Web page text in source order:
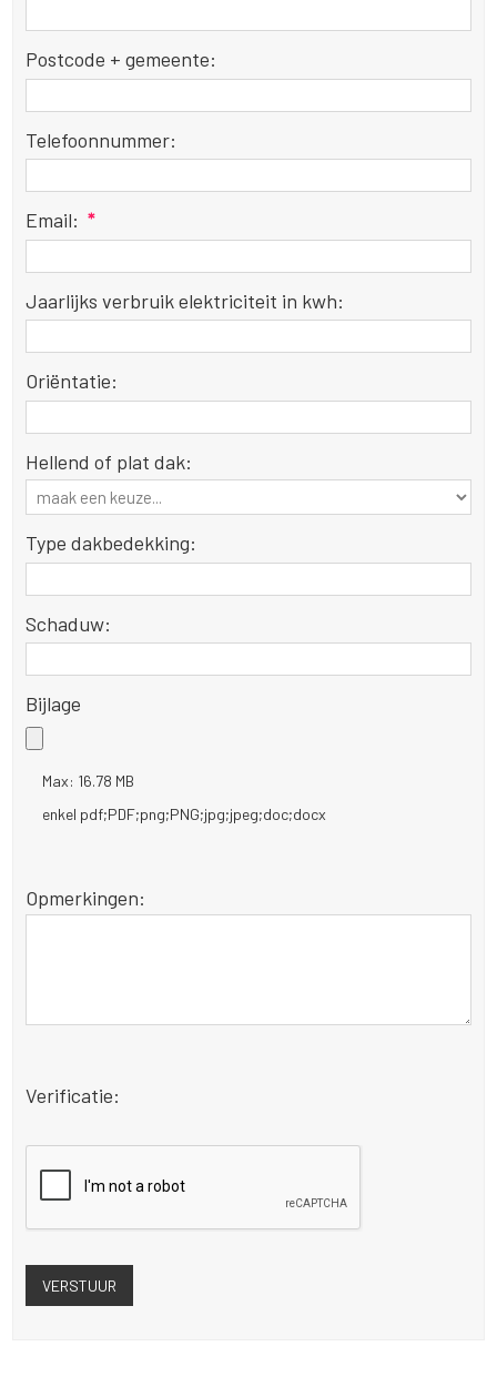
Postcode + gemeente:
Telefoonnummer:
Email: *
Jaarlijks verbruik elektriciteit in kwh:
Oriëntatie:
Hellend of plat dak:
Type dakbedekking:
Schaduw:
Bijlage
Max: 16.78 MB
enkel pdf;PDF;png;PNG;jpg;jpeg;doc;docx
Opmerkingen:
Verificatie: